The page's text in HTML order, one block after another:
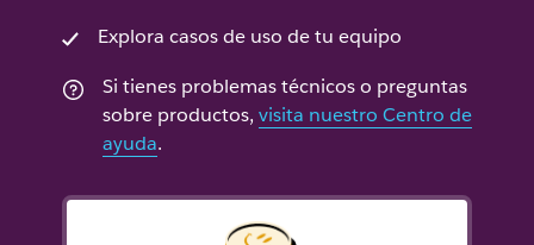
Explora casos de uso de tu equipo
Si tienes problemas técnicos o preguntas
sobre productos, visita nuestro Centro de
ayuda.